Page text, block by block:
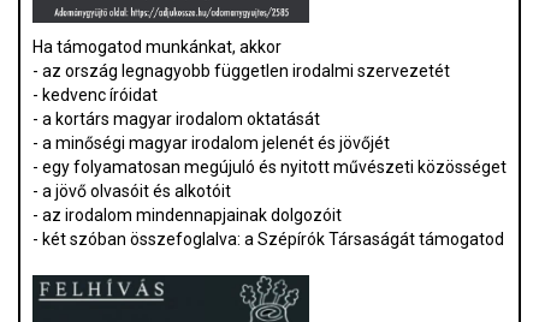
Ha támogatod munkánkat, akkor
- az ország legnagyobb független irodalmi szervezetét
- kedvenc íróidat
- a kortárs magyar irodalom oktatását
- a minőségi magyar irodalom jelenét és jövőjét
- egy folyamatosan megújuló és nyitott művészeti közösséget
- a jövő olvasóit és alkotóit
- az irodalom mindennapjainak dolgozóit
- két szóban összefoglalva: a Szépírók Társaságát támogatod